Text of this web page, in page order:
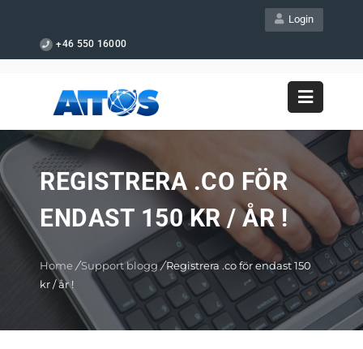
Login
+46 550 16000
REGISTRERA .CO FÖR
ENDAST 150 KR / ÅR !
Home /Support blogg/Registrera .co för endast 150
kr / år !